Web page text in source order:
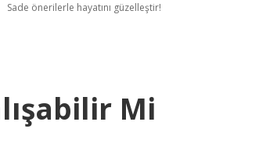
Sade önerilerle hayatını güzelleştir!
Mi